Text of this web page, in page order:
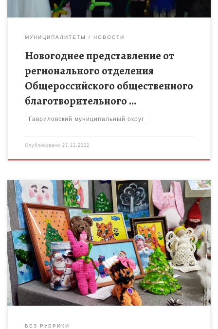
МУНИЦИПАЛИТЕТЫ НОВОСТИ
Новогоднее представление от
регионального отделения
Общероссийского общественного
благотворительного …
Гавриловский муниципальный округ
Опубликовано 27.12.2022
Приближающемуся новогоднему празднику посвятили
тематическую выставку обучающиеся творческих
объединений Центра детского творчества г.Мичуринска —
«Веселая палитра» (педагог Римарь М.И), «Творческая
мастерская (педагог Погорелова Е.Н.), «Валяние […]
БЕЗ РУБРИКИ